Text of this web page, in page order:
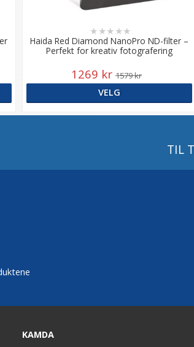
Haida Red Diamond NanoPro ND-filter –
Perfekt for kreativ fotografering
★ ★★ ★★
1269 kr 1579 kr
VELG
TIL
KAMDA